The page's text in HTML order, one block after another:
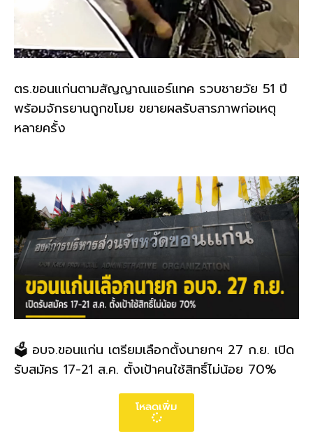
ตร.ขอนแก่นตามสัญญาณแอร์แทค รวบชายวัย 51 ปี
พร้อมจักรยานถูกขโมย ขยายผลรับสารภาพก่อเหตุ
หลายครั้ง
🗳️ อบจ.ขอนแก่น เตรียมเลือกตั้งนายกฯ 27 ก.ย. เปิด
รับสมัคร 17-21 ส.ค. ตั้งเป้าคนใช้สิทธิ์ไม่น้อย 70%
โหลดเพิ่ม